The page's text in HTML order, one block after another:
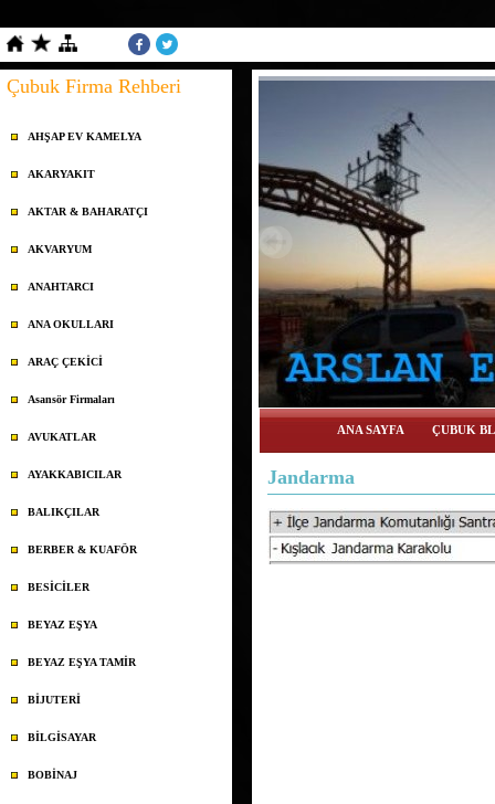
Çubuk Firma Rehberi
AHŞAP EV KAMELYA
AKARYAKIT
AKTAR & BAHARATÇI
AKVARYUM
ANAHTARCI
ANA OKULLARI
ARAÇ ÇEKİCİ
Asansör Firmaları
AVUKATLAR
AYAKKABICILAR
BALIKÇILAR
BERBER & KUAFÖR
BESİCİLER
BEYAZ EŞYA
BEYAZ EŞYA TAMİR
BİJUTERİ
BİLGİSAYAR
BOBİNAJ
ANA SAYFA ÇUBUK
Jandarma